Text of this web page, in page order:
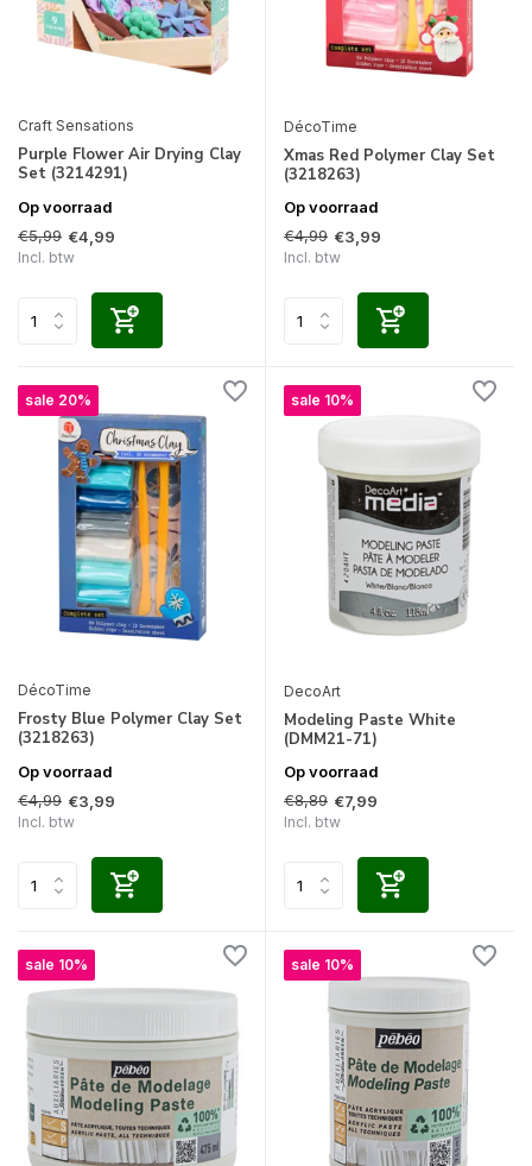
Craft Sensations
Purple Flower Air Drying Clay
Set (3214291)
Op voorraad
€5,99 €4,99
Incl. btw
DécoTime
Xmas Red Polymer Clay Set
(3218263)
Op voorraad
€4,99 €3,99
Incl. btw
sale 20%
DécoTime
Frosty Blue Polymer Clay Set
(3218263)
Op voorraad
€4,99 €3,99
Incl. btw
sale 10%
DecoArt
Modeling Paste White
(DMM21-71)
Op voorraad
€8,89 €7,99
Incl. btw
sale 10% sale 10%